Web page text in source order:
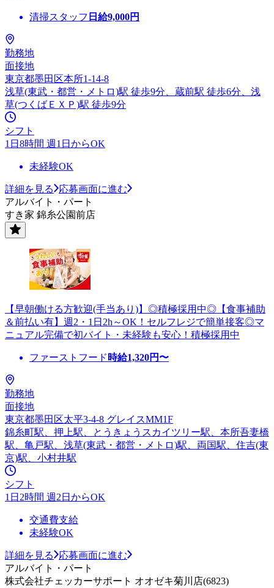
清掃スタッフ 日給9,000円
勤務地
面接地
東京都墨田区本所1-14-8
浅草(東武・都営・メトロ)駅 徒歩9分、蔵前駅 徒歩6分、浅
草(つくばＥＸＰ)駅 徒歩9分
シフト
1日8時間 週1日からOK
未経験OK
詳細を見る
応募画面に進む
アルバイト・パート
すき家 錦糸公園前店
【早朝働ける方歓迎(手当あり)】◎積極採用中◎【食事補助
＆前払い有】週2・1日2h～OK！セルフレジで簡単接客◎マ
ニュアル完備で初バイト・未経験も安心！積極採用中
ファーストフード 時給1,320円〜
勤務地
面接地
東京都墨田区太平3-4-8 グレイスMM1F
錦糸町駅、押上駅、とうきょうスカイツリー駅、本所吾妻橋
駅、亀戸駅、浅草(東武・都営・メトロ)駅、両国駅、住吉(東
京)駅、小村井駅
シフト
1日2時間 週2日からOK
交通費支給
未経験OK
詳細を見る
応募画面に進む
アルバイト・パート
株式会社チェッカーサポート オオゼキ菊川店(6823)